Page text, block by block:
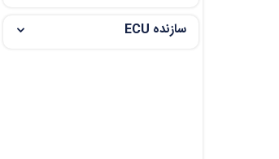
سازنده ECU